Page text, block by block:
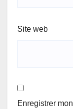
Site web
Enregistrer